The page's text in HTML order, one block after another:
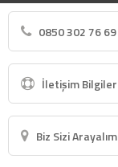
0850 302 76 69
İletişim
Biz Sizi Arayalım